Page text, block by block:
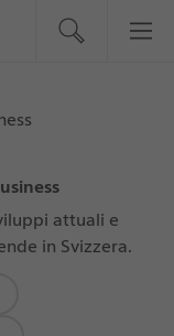
attuali e
in Svizzera.